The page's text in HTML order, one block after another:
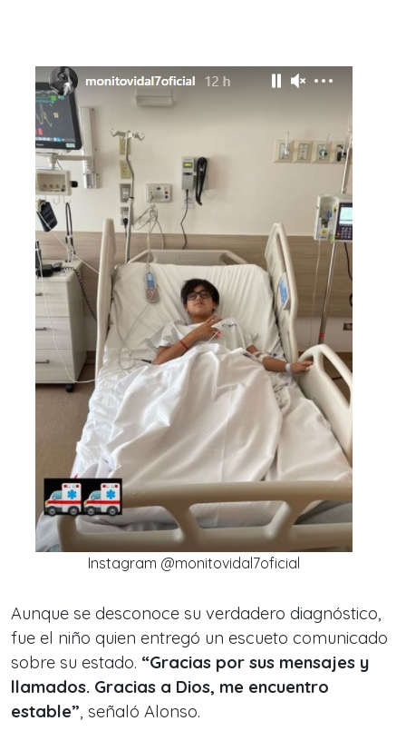
Instagram @monitovidal7oficial
Aunque se desconoce su verdadero diagnóstico,
fue el niño quien entregó un escueto comunicado
sobre su estado. “Gracias por sus mensajes y
llamados. Gracias a Dios, me encuentro
estable”, señaló Alonso.